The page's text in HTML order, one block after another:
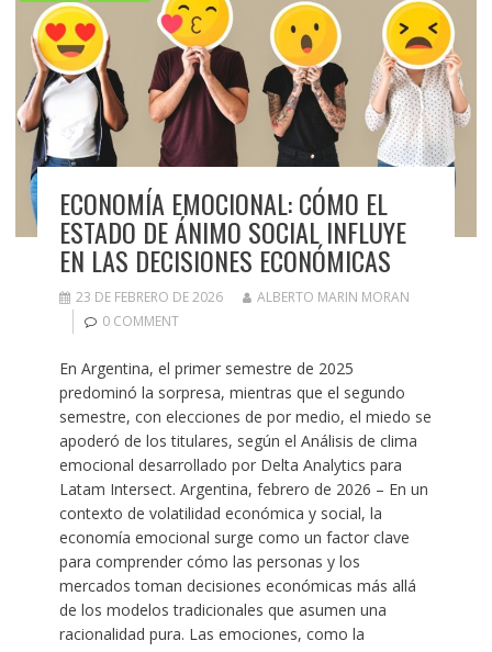
ECONOMÍA EMOCIONAL: CÓMO EL
ESTADO DE ÁNIMO SOCIAL INFLUYE
EN LAS DECISIONES ECONÓMICAS
23 DE FEBRERO DE 2026
ALBERTO MARIN MORAN
0 COMMENT
En Argentina, el primer semestre de 2025
predominó la sorpresa, mientras que el segundo
semestre, con elecciones de por medio, el miedo se
apoderó de los titulares, según el Análisis de clima
emocional desarrollado por Delta Analytics para
Latam Intersect. Argentina, febrero de 2026 – En un
contexto de volatilidad económica y social, la
economía emocional surge como un factor clave
para comprender cómo las personas y los
mercados toman decisiones económicas más allá
de los modelos tradicionales que asumen una
racionalidad pura. Las emociones, como la